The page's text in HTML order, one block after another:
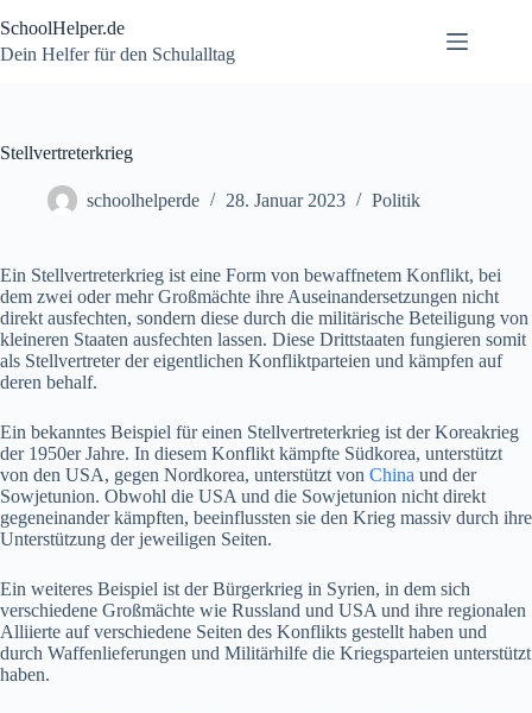
Inhalt
springen
SchoolHelper.de
Dein Helfer für den Schulalltag
Stellvertreterkrieg
schoolhelperde 28. Januar 2023 Politik
Ein Stellvertreterkrieg ist eine Form von bewaffnetem Konflikt, bei
dem zwei oder mehr Großmächte ihre Auseinandersetzungen nicht
direkt ausfechten, sondern diese durch die militärische Beteiligung von
kleineren Staaten ausfechten lassen. Diese Drittstaaten fungieren somit
als Stellvertreter der eigentlichen Konfliktparteien und kämpfen auf
deren behalf.
Ein bekanntes Beispiel für einen Stellvertreterkrieg ist der Koreakrieg
der 1950er Jahre. In diesem Konflikt kämpfte Südkorea, unterstützt
von den USA, gegen Nordkorea, unterstützt von China und der
Sowjetunion. Obwohl die USA und die Sowjetunion nicht direkt
gegeneinander kämpften, beeinflussten sie den Krieg massiv durch ihre
Unterstützung der jeweiligen Seiten.
Ein weiteres Beispiel ist der Bürgerkrieg in Syrien, in dem sich
verschiedene Großmächte wie Russland und USA und ihre regionalen
Alliierte auf verschiedene Seiten des Konflikts gestellt haben und
durch Waffenlieferungen und Militärhilfe die Kriegsparteien unterstützt
haben.